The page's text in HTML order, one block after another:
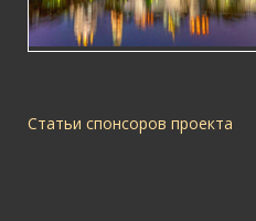
Статьи спонсоров проекта